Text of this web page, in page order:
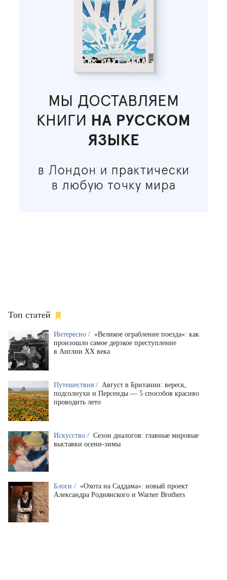
Топ статей
Интересно / «Великое ограбление поезда»: как
произошло самое дерзкое преступление
в Англии XX века
Путешествия / Август в Британии: вереск,
подсолнухи и Персеиды — 5 способов красиво
проводить лето
Искусство / Сезон диалогов: главные мировые
выставки осени-зимы
Блоги / «Охота на Саддама»: новый проект
Александра Роднянского и Warner Brothers